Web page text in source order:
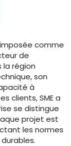
comme
de
la région
son
à
clients, SME a
se distingue
projet est
les normes